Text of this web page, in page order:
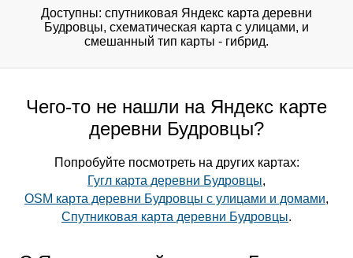
Доступны: спутниковая Яндекс карта деревни
Будровцы, схематическая карта с улицами, и
смешанный тип карты - гибрид.
Чего-то не нашли на Яндекс карте
деревни Будровцы?
Попробуйте посмотреть на других картах:
Гугл карта деревни Будровцы,
OSM карта деревни Будровцы с улицами и домами,
Спутниковая карта деревни Будровцы.